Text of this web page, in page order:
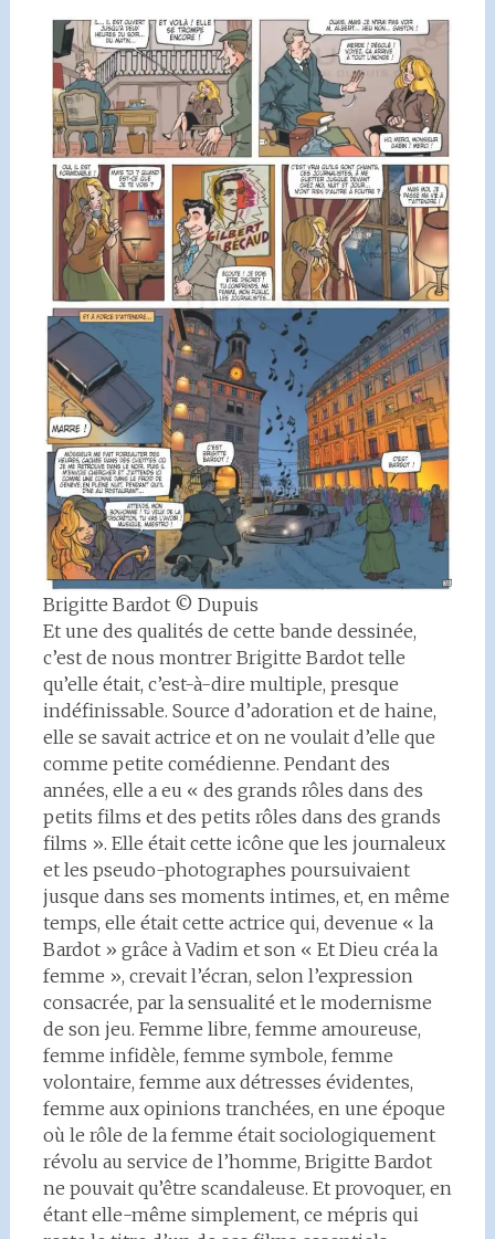
Brigitte Bardot © Dupuis
Et une des qualités de cette bande dessinée,
c’est de nous montrer Brigitte Bardot telle
qu’elle était, c’est-à-dire multiple, presque
indéfinissable. Source d’adoration et de haine,
elle se savait actrice et on ne voulait d’elle que
comme petite comédienne. Pendant des
années, elle a eu « des grands rôles dans des
petits films et des petits rôles dans des grands
films ». Elle était cette icône que les journaleux
et les pseudo-photographes poursuivaient
jusque dans ses moments intimes, et, en même
temps, elle était cette actrice qui, devenue « la
Bardot » grâce à Vadim et son « Et Dieu créa la
femme », crevait l’écran, selon l’expression
consacrée, par la sensualité et le modernisme
de son jeu. Femme libre, femme amoureuse,
femme infidèle, femme symbole, femme
volontaire, femme aux détresses évidentes,
femme aux opinions tranchées, en une époque
où le rôle de la femme était sociologiquement
révolu au service de l’homme, Brigitte Bardot
ne pouvait qu’être scandaleuse. Et provoquer, en
étant elle-même simplement, ce mépris qui